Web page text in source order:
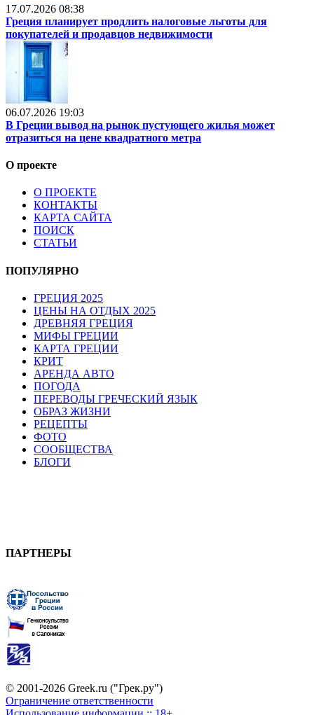
17.07.2026 08:38
Греция планирует продлить налоговые льготы для
покупателей и продавцов недвижимости
06.07.2026 19:03
В Греции вывод на рынок пустующего жилья может
отразиться на цене квадратного метра
О проекте
О ПРОЕКТЕ
КОНТАКТЫ
КАРТА САЙТА
ПОИСК
СТАТЬИ
ПОПУЛЯРНО
ГРЕЦИЯ 2025
ЦЕНЫ НА ОТДЫХ 2025
ДРЕВНЯЯ ГРЕЦИЯ
МИФЫ ГРЕЦИИ
КАРТА ГРЕЦИИ
КРИТ
АРЕНДА АВТО
ПОГОДА
ПЕРЕВОДЫ ГРЕЧЕСКИЙ ЯЗЫК
ОБРАЗ ЖИЗНИ
РЕЦЕПТЫ
ФОТО
СООБЩЕСТВА
БЛОГИ
ПАРТНЕРЫ
© 2001-2026 Greek.ru ("Грек.ру")
Ограничение ответственности